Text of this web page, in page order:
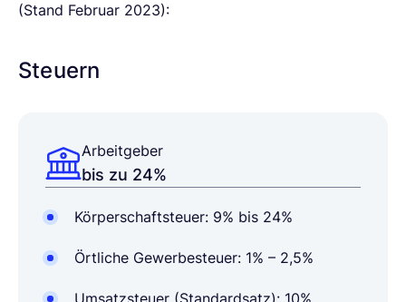
(Stand Februar 2023):
Steuern
Arbeitgeber
bis zu 24%
Körperschaftsteuer: 9% bis 24%
Örtliche Gewerbesteuer: 1% – 2,5%
Umsatzsteuer (Standardsatz): 10%